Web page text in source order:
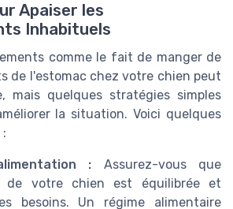
Apaiser les
Inhabituels
comme le fait de manger de
de l'estomac chez votre chien peut
mais quelques stratégies simples
la situation. Voici quelques
: Assurez-vous que
de votre chien est équilibrée et
besoins. Un régime alimentaire